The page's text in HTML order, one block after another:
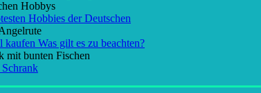
Hobbies der Deutschen
kaufen Was gilt es zu beachten?